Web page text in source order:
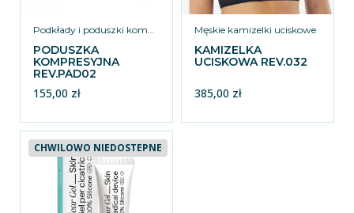
Podkłady i poduszki kompresyjne
PODUSZKA
KOMPRESYJNA
REV.PAD02
155,00 zł
Męskie kamizelki uciskowe
KAMIZELKA
UCISKOWA REV.032
385,00 zł
CHWILOWO NIEDOSTEPNE